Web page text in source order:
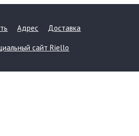
Адрес Доставка
сайт Riello